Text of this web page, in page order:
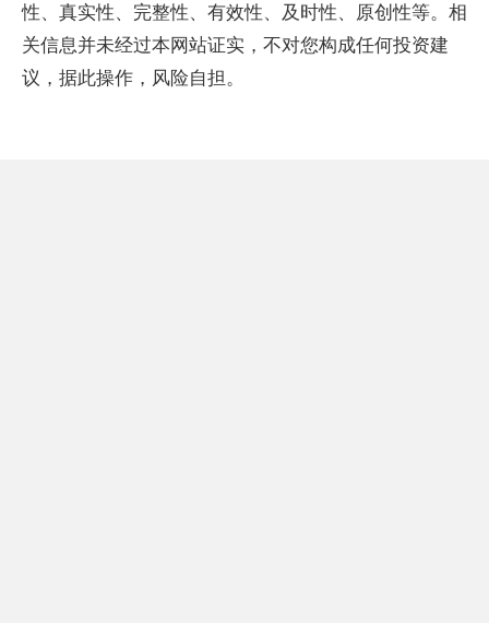
性、真实性、完整性、有效性、及时性、原创性等。相
关信息并未经过本网站证实，不对您构成任何投资建
议，据此操作，风险自担。